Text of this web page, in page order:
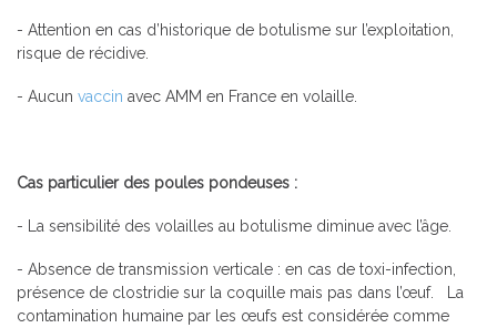
- Attention en cas d’historique de botulisme sur l’exploitation,
risque de récidive.
- Aucun vaccin avec AMM en France en volaille.
Cas particulier des poules pondeuses :
- La sensibilité des volailles au botulisme diminue avec l’âge.
- Absence de transmission verticale : en cas de toxi-infection,
présence de clostridie sur la coquille mais pas dans l’œuf. La
contamination humaine par les œufs est considérée comme